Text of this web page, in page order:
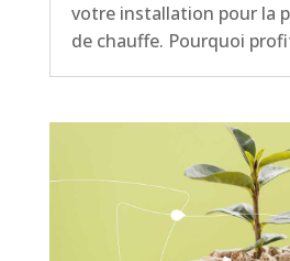
votre installation pour la
de chauffe. Pourquoi